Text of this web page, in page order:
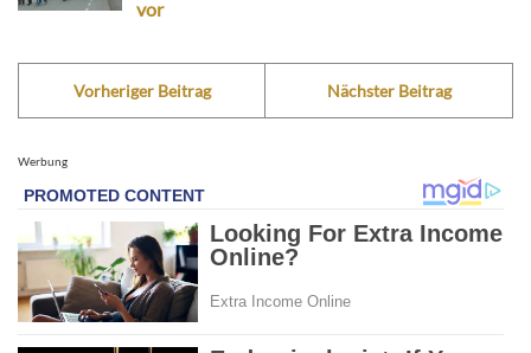
vor
Vorheriger Beitrag Nächster Beitrag
Werbung